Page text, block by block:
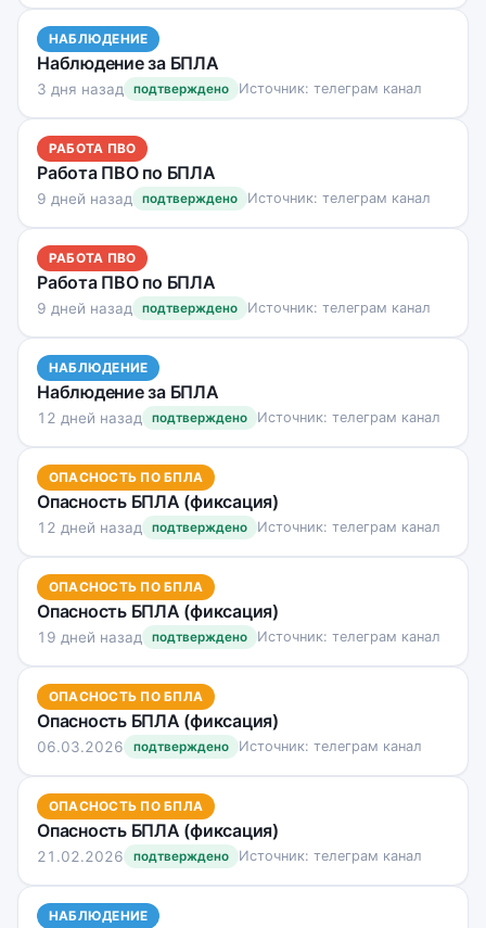
НАБЛЮДЕНИЕ
Наблюдение за БПЛА
3 дня назад подтверждено Источник: телеграм канал
РАБОТА ПВО
Работа ПВО по БПЛА
9 дней назад подтверждено Источник: телеграм канал
РАБОТА ПВО
Работа ПВО по БПЛА
9 дней назад подтверждено Источник: телеграм канал
НАБЛЮДЕНИЕ
Наблюдение за БПЛА
12 дней назад подтверждено Источник: телеграм канал
ОПАСНОСТЬ ПО БПЛА
Опасность БПЛА (фиксация)
12 дней назад подтверждено Источник: телеграм канал
ОПАСНОСТЬ ПО БПЛА
Опасность БПЛА (фиксация)
19 дней назад подтверждено Источник: телеграм канал
ОПАСНОСТЬ ПО БПЛА
Опасность БПЛА (фиксация)
06.03.2026 подтверждено Источник: телеграм канал
ОПАСНОСТЬ ПО БПЛА
Опасность БПЛА (фиксация)
21.02.2026 подтверждено Источник: телеграм канал
НАБЛЮДЕНИЕ